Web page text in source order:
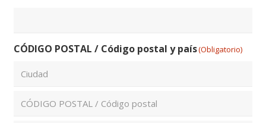
CÓDIGO POSTAL / Código postal y país(Obligatorio)